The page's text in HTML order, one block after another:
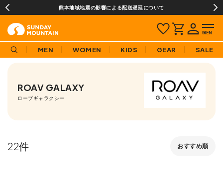
熊本地域地震の影響による配送遅延について
MEN WOMEN KIDS GEAR SALE
ROAV GALAXY
ローブギャラクシー
おすすめ順
22